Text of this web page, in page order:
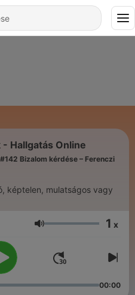
Hallgatás Online
Bizalom kérdése – Ferenczi
képtelen, mulatságos vagy
Hangerő 1 x
00:00